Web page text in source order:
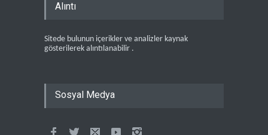
Alıntı
Sitede bulunun içerikler ve analizler kaynak
gösterilerek alıntılanabilir .
Sosyal Medya